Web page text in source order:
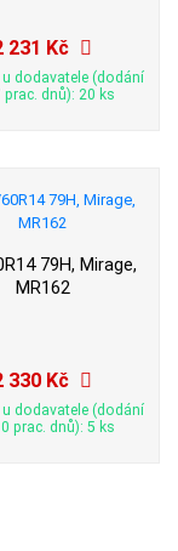
231 Kč
u dodavatele (dodání
prac. dnů): 20 ks
79H, Mirage,
MR162
330 Kč
u dodavatele (dodání
prac. dnů): 5 ks